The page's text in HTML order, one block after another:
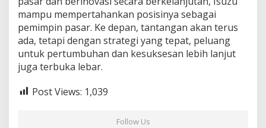
mampu mempertahankan posisinya sebagai
pemimpin pasar. Ke depan, tantangan akan terus
ada, tetapi dengan strategi yang tepat, peluang
untuk pertumbuhan dan kesuksesan lebih lanjut
juga terbuka lebar.
Post Views: 1,039
Follow Us